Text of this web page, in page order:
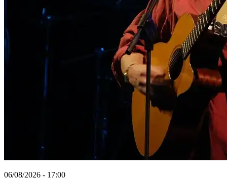
06/08/2026 - 17:00